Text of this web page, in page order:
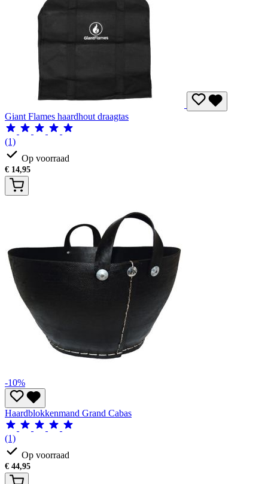
Giant Flames haardhout draagtas
(1)
Op voorraad
€ 14,95
-10%
Haardblokkenmand Grand Cabas
(1)
Op voorraad
€ 44,95